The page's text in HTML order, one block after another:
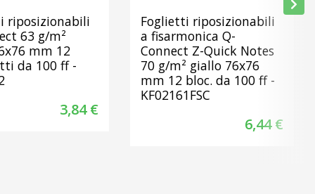
riposizionabili
63 g/m²
mm 12
da 100 ff -
3,84 €
Foglietti riposizionabili
a fisarmonica Q-
Connect Z-Quick Notes
70 g/m² giallo 76x76
mm 12 bloc. da 100 ff -
KF02161FSC
6,44 €